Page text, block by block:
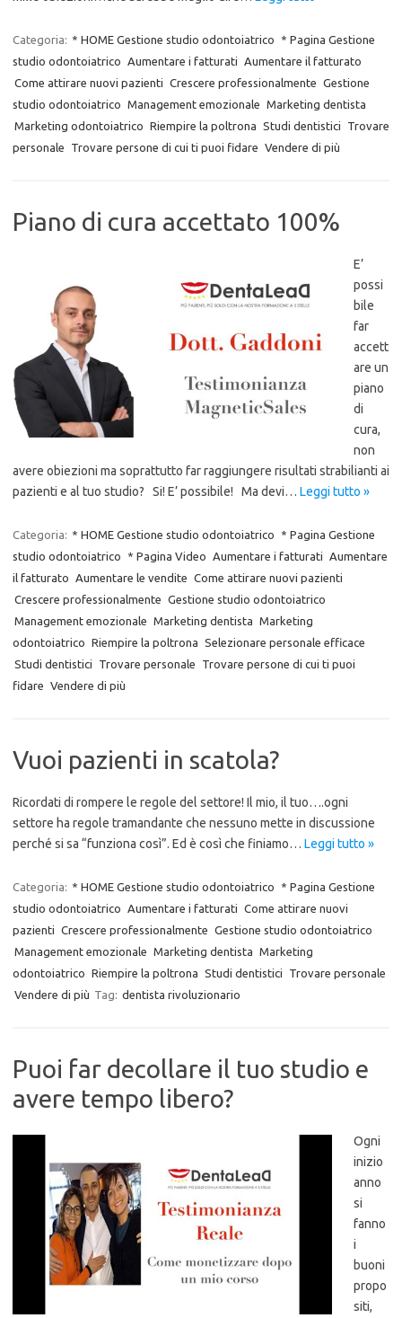
Categoria: * HOME Gestione studio odontoiatrico
* Pagina Gestione
studio odontoiatrico
Aumentare i fatturati
Aumentare il fatturato
Come attirare nuovi pazienti Crescere professionalmente Gestione
studio odontoiatrico Management emozionale Marketing dentista
Marketing odontoiatrico Riempire la poltrona Studi dentistici
Trovare
personale
Trovare persone di cui ti puoi fidare Vendere di più
Piano di cura accettato 100%
E’
possi
bile
far
accett
are un
piano
di
cura,
non
avere obiezioni ma soprattutto far raggiungere risultati strabilianti ai
pazienti e al tuo studio? Si! E’ possibile! Ma devi… Leggi tutto »
Categoria: * HOME Gestione studio odontoiatrico
* Pagina Gestione
studio odontoiatrico
* Pagina Video Aumentare i fatturati
Aumentare
il fatturato
Aumentare le vendite Come attirare nuovi pazienti
Crescere professionalmente Gestione studio odontoiatrico
Management emozionale Marketing dentista Marketing
odontoiatrico Riempire la poltrona Selezionare personale efficace
Studi dentistici
Trovare personale
Trovare persone di cui ti puoi
fidare Vendere di più
Vuoi pazienti in scatola?
Ricordati di rompere le regole del settore! Il mio, il tuo….ogni
settore ha regole tramandante che nessuno mette in discussione
perché si sa “funziona così”. Ed è così che finiamo… Leggi tutto »
Categoria: * HOME Gestione studio odontoiatrico
* Pagina Gestione
studio odontoiatrico
Aumentare i fatturati Come attirare nuovi
pazienti Crescere professionalmente Gestione studio odontoiatrico
Management emozionale Marketing dentista Marketing
odontoiatrico Riempire la poltrona Studi dentistici
Trovare personale
Vendere di più Tag: dentista rivoluzionario
Puoi far decollare il tuo studio e
avere tempo libero?
Ogni
inizio
anno
si
fanno
i
buoni
propo
siti,